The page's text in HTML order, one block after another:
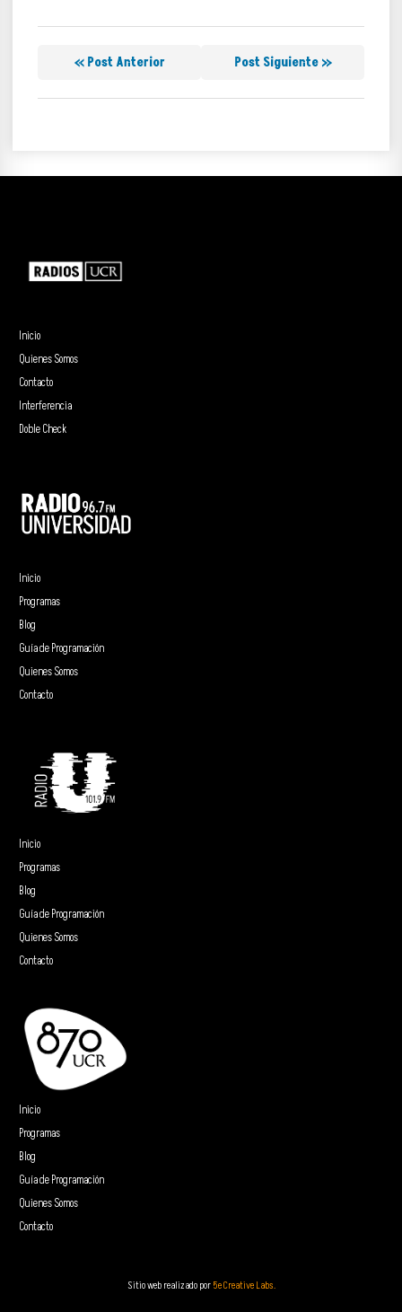
« Post Anterior Post Siguiente »
Inicio
Quienes Somos
Contacto
Interferencia
Doble Check
Inicio
Programas
Blog
Guía de Programación
Quienes Somos
Contacto
Inicio
Programas
Blog
Guía de Programación
Quienes Somos
Contacto
Inicio
Programas
Blog
Guía de Programación
Quienes Somos
Contacto
Sitio web realizado por 5e Creative Labs.